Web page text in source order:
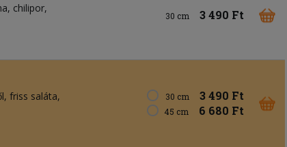
chilipor,
30 cm 3 490 Ft
friss saláta,
30 cm 3 490 Ft
45 cm 6 680 Ft